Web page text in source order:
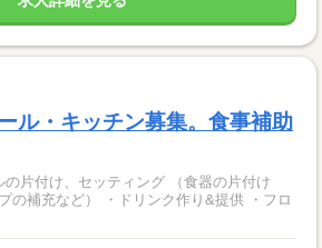
ル・キッチン募集。食事補助
の片付け、セッティング （食器の片付け
補充など） ・ドリンク作り&提供 ・フロ